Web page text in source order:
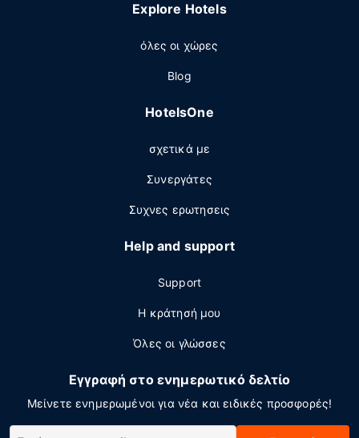
Explore Hotels
όλες οι χώρες
Blog
HotelsOne
σχετικά με
Συνεργάτες
Συχνες ερωτησεις
Help and support
Support
Η κράτησή μου
Όλες οι γλώσσες
Εγγραφή στο ενημερωτικό δελτίο
Μείνετε ενημερωμένοι για νέα και ειδικές προσφορές!